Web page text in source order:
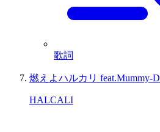
歌詞
燃えよハルカリ feat.Mummy-D
HALCALI